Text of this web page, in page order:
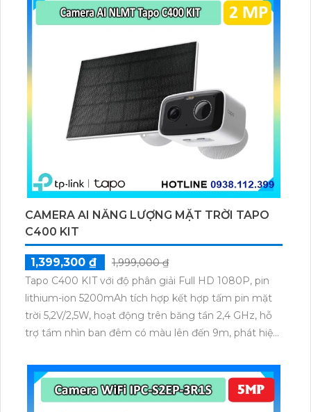
GB.
CAMERA AI NĂNG LƯỢNG MẶT TRỜI TAPO
C400 KIT
1,399,300 ₫
1,999,000 ₫
Tapo C400 KIT với độ phân giải Full HD 1080P, pin
lithium-ion 5200mAh tích hợp kết hợp tấm pin mặt
trời 5,2V/2,5W, hoạt động trên băng tần 2,4 GHz, hỗ
trợ tầm nhìn ban đêm có màu lên đến 9m, phát hiện
dữ liệu qua thẻ microSD lên đến 512GB.